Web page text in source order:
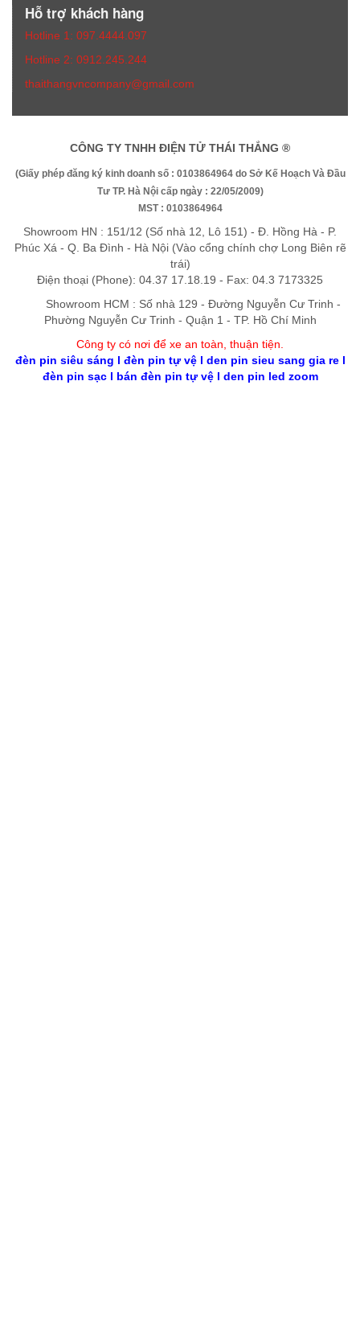
Hỗ trợ khách hàng
Hotline 1: 097.4444.097
Hotline 2: 0912.245.244
thaithangvncompany@gmail.com
CÔNG TY TNHH ĐIỆN TỬ THÁI THẮNG ®
(Giấy phép đăng ký kinh doanh số : 0103864964 do Sở Kế Hoạch Và Đầu
Tư TP. Hà Nội cấp ngày : 22/05/2009)
MST : 0103864964
Showroom HN : 151/12 (Số nhà 12, Lô 151) - Đ. Hồng Hà - P.
Phúc Xá - Q. Ba Đình - Hà Nội (Vào cổng chính chợ Long Biên rẽ
trái)
Điện thoại (Phone): 04.37 17.18.19 - Fax: 04.3 7173325
Showroom HCM : Số nhà 129 - Đường Nguyễn Cư Trinh -
Phường Nguyễn Cư Trinh - Quận 1 - TP. Hồ Chí Minh
Công ty có nơi để xe an toàn, thuận tiện
đèn pin siêu sáng l đèn pin tự vệl den pin sieu sang gia rel
đèn pin sạcl bán đèn pin tự vệl den pin led zoom